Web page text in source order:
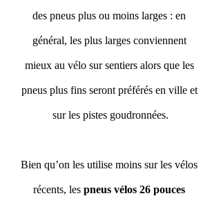
des pneus plus ou moins larges : en
général, les plus larges conviennent
mieux au vélo sur sentiers alors que les
pneus plus fins seront préférés en ville et
sur les pistes goudronnées.
Bien qu’on les utilise moins sur les vélos
récents, les pneus vélos 26 pouces